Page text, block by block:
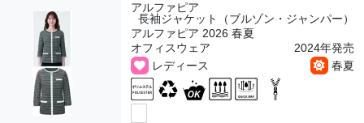
アルファピア
長袖ジャケット（ブルゾン・ジャンパー）
アルファピア 2026 春夏
オフィスウェア
2024年発売
レディース
春夏